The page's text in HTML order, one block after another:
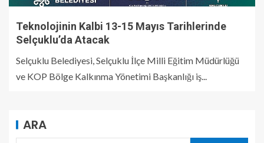
Teknolojinin Kalbi 13-15 Mayıs Tarihlerinde
Selçuklu’da Atacak
Selçuklu Belediyesi, Selçuklu İlçe Milli Eğitim Müdürlüğü
ve KOP Bölge Kalkınma Yönetimi Başkanlığı iş...
ARA